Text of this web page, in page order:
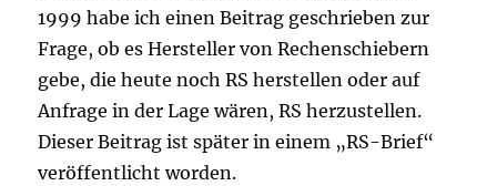
1999 habe ich einen Beitrag geschrieben zur
Frage, ob es Hersteller von Rechenschiebern
gebe, die heute noch RS herstellen oder auf
Anfrage in der Lage wären, RS herzustellen.
Dieser Beitrag ist später in einem „RS-Brief“
veröffentlicht worden.